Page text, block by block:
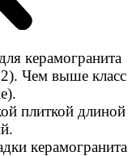
керамогранита
Чем выше класс
плиткой длиной
керамогранита